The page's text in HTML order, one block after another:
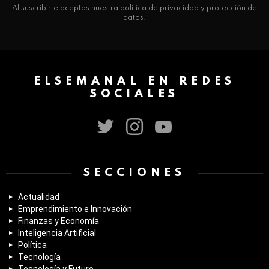
Al suscribirte aceptas nuestra política de privacidad y protección de
datos.
ELSEMANAL EN REDES
SOCIALES
SECCIONES
Actualidad
Emprendimiento e Innovación
Finanzas y Economía
Inteligencia Artificial
Política
Tecnología